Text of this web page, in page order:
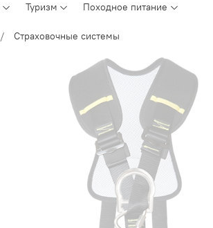
Туризм Походное питание
Страховочные системы